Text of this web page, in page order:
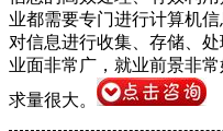
业都需要专门进行计算机
对信息进行收集、存储、
业面非常广，就业前景非
求量很大。